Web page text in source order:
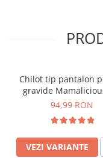
Chilot tip pantalon
gravide
crem
94,99 RON
VEZI VARIANTE